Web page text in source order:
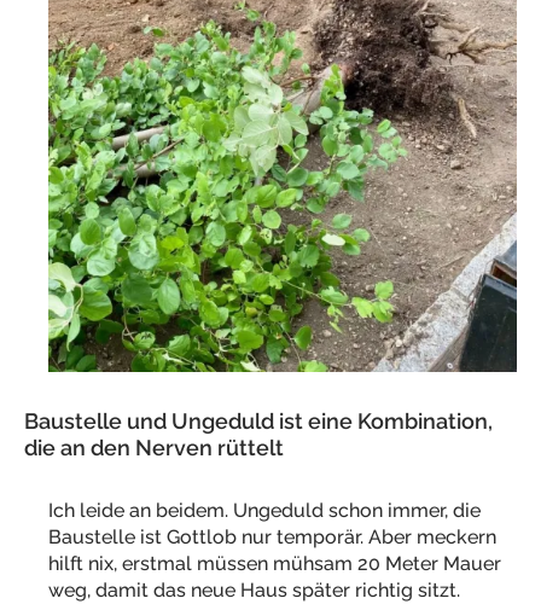
Baustelle und Ungeduld ist eine Kombination,
die an den Nerven rüttelt
Ich leide an beidem. Ungeduld schon immer, die
Baustelle ist Gottlob nur temporär. Aber meckern
hilft nix, erstmal müssen mühsam 20 Meter Mauer
weg, damit das neue Haus später richtig sitzt.